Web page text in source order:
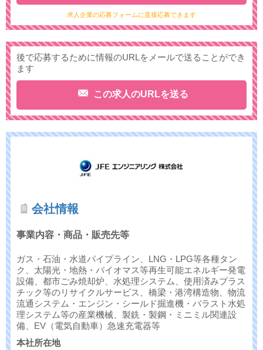
求人企業の応募フォームに直接応募できます
後で応募するために情報のURLをメールで送ることができ
ます
この求人のURLを送る
会社情報
事業内容・商品・販売先等
ガス・石油・水道パイプライン、LNG・LPG等各種タン
ク、太陽光・地熱・バイオマス等再生可能エネルギー発電
設備、都市ごみ焼却炉、水処理システム、使用済みプラス
チック等のリサイクルサービス、橋梁・港湾構造物、物流
流通システム・エンジン・シールド掘進機・バラスト水処
理システム等の産業機械、製銑・製鋼・ミニミル関連設
備、EV（電気自動車）急速充電器等
本社所在地